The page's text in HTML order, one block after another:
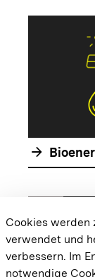
arrow_forward
Zur chevron_right
{{/
Cookies werden
verwendet und
verbessern. Im
notwendige